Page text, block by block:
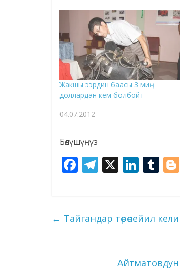
Жакшы ээрдин баасы 3 миң
доллардан кем болбойт
04.07.2012
Бөлүшүңүз
F
b
T
gr
a
X Li
e
T
bl
← Тайгандар төрөпейил